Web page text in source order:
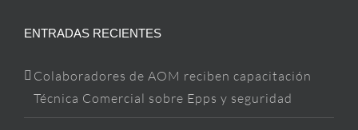
ENTRADAS RECIENTES
Colaboradores de AOM reciben capacitación
Técnica Comercial sobre Epps y seguridad